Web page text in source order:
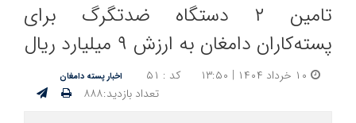
تامین ۲ دستگاه ضدتگرگ برای
پسته‌کاران دامغان به ارزش ۹ میلیارد ریال
کد : ۵۱ اخبار پسته دامغان
تعداد بازدید:۸۸۸